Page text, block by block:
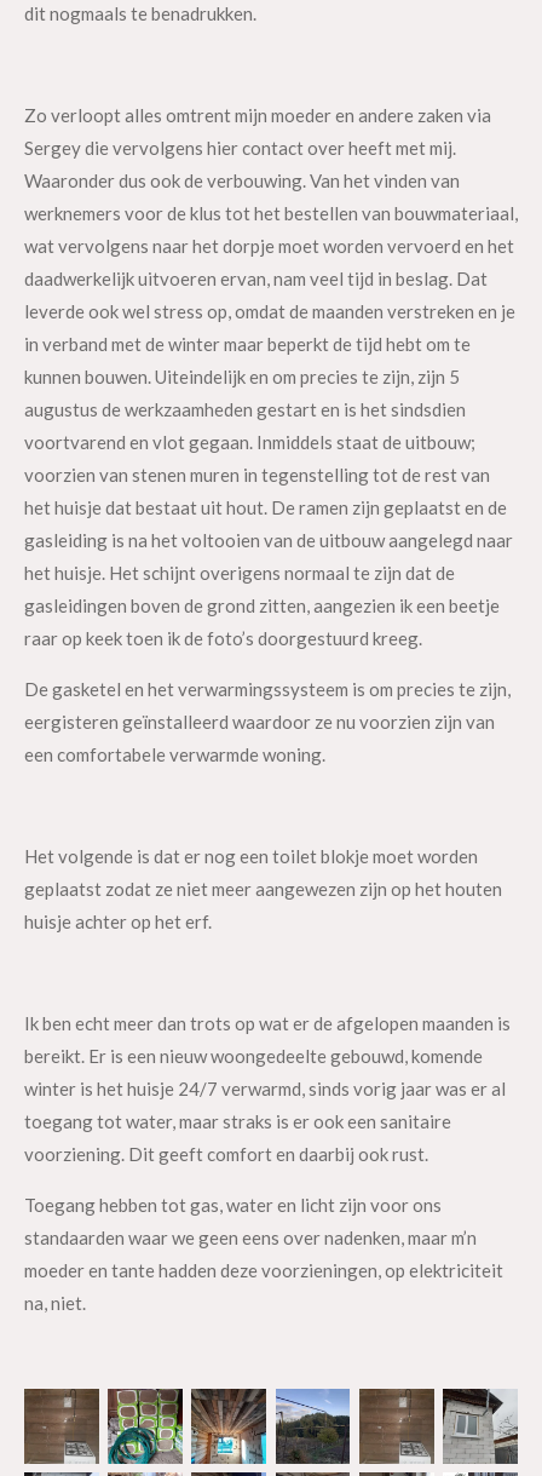
dit nogmaals te benadrukken.
Zo verloopt alles omtrent mijn moeder en andere zaken via
Sergey die vervolgens hier contact over heeft met mij.
Waaronder dus ook de verbouwing. Van het vinden van
werknemers voor de klus tot het bestellen van bouwmateriaal,
wat vervolgens naar het dorpje moet worden vervoerd en het
daadwerkelijk uitvoeren ervan, nam veel tijd in beslag. Dat
leverde ook wel stress op, omdat de maanden verstreken en je
in verband met de winter maar beperkt de tijd hebt om te
kunnen bouwen. Uiteindelijk en om precies te zijn, zijn 5
augustus de werkzaamheden gestart en is het sindsdien
voortvarend en vlot gegaan. Inmiddels staat de uitbouw;
voorzien van stenen muren in tegenstelling tot de rest van
het huisje dat bestaat uit hout. De ramen zijn geplaatst en de
gasleiding is na het voltooien van de uitbouw aangelegd naar
het huisje. Het schijnt overigens normaal te zijn dat de
gasleidingen boven de grond zitten, aangezien ik een beetje
raar op keek toen ik de foto’s doorgestuurd kreeg.
De gasketel en het verwarmingssysteem is om precies te zijn,
eergisteren geïnstalleerd waardoor ze nu voorzien zijn van
een comfortabele verwarmde woning.
Het volgende is dat er nog een toilet blokje moet worden
geplaatst zodat ze niet meer aangewezen zijn op het houten
huisje achter op het erf.
Ik ben echt meer dan trots op wat er de afgelopen maanden is
bereikt. Er is een nieuw woongedeelte gebouwd, komende
winter is het huisje 24/7 verwarmd, sinds vorig jaar was er al
toegang tot water, maar straks is er ook een sanitaire
voorziening. Dit geeft comfort en daarbij ook rust.
Toegang hebben tot gas, water en licht zijn voor ons
standaarden waar we geen eens over nadenken, maar m’n
moeder en tante hadden deze voorzieningen, op elektriciteit
na, niet.